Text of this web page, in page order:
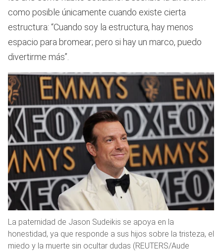
como posible únicamente cuando existe cierta
estructura: “Cuando soy la estructura, hay menos
espacio para bromear; pero si hay un marco, puedo
divertirme más”.
La paternidad de Jason Sudeikis se apoya en la
honestidad, ya que responde a sus hijos sobre la tristeza, el
miedo y la muerte sin ocultar dudas (REUTERS/Aude